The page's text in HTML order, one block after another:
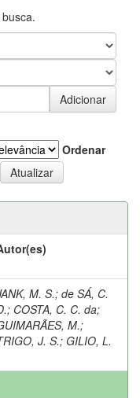
Ordenar
M. S.; de SÁ, C.
; COSTA, C. C. da;
M.;
J. S.; GILIO, L.